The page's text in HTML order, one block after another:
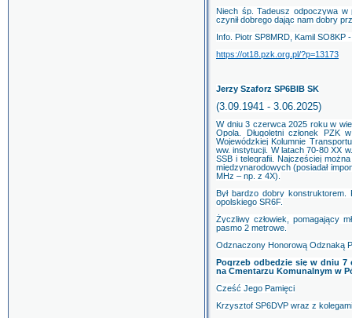
Niech śp. Tadeusz odpoczywa
czynił dobrego dając nam dobry
Info. Piotr SP8MRD, Kamil SO8KP
https://ot18.pzk.org.pl/?p=13173
Jerzy Szaforz SP6BIB SK
(3.09.1941 - 3.06.2025)
W dniu 3 czerwca 2025 roku w
Opola. Długoletni członek PZK
Wojewódzkiej Kolumnie
ww. instytucji. W latach 70-80 XX
SSB i telegrafii. Najczęściej
międzynarodowych (posiadał
MHz – np. z 4X).
Był bardzo dobry konstruktorem.
opolskiego SR6F.
Życzliwy człowiek, pomagający
pasmo 2 metrowe.
Odznaczony Honorową Odznaką
Pogrzeb odbędzie się w dniu 7
na Cmentarzu Komunalnym w
Cześć Jego Pamięci
Krzysztof SP6DVP wraz z